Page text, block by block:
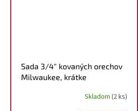
Sada 3/4" kovaných orechov
Milwaukee, krátke
Skladom (2 ks)